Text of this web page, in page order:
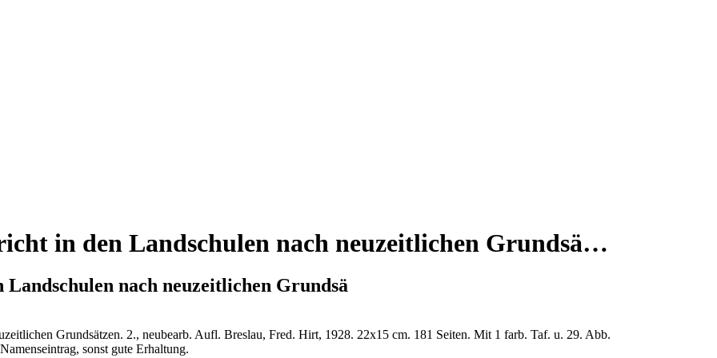
in den Landschulen nach neuzeitlichen Grundsä…
nach neuzeitlichen Grundsä
Grundsätzen. 2., neubearb. Aufl. Breslau, Fred. Hirt, 1928. 22x15 cm. 181 Seiten. Mit 1 farb. Taf. u. 29. Abb.
sonst gute Erhaltung.